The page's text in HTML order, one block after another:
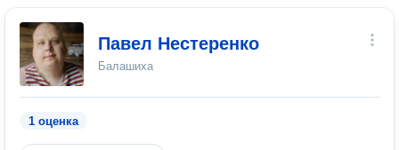
Павел Нестеренко
Балашиха
1 оценка